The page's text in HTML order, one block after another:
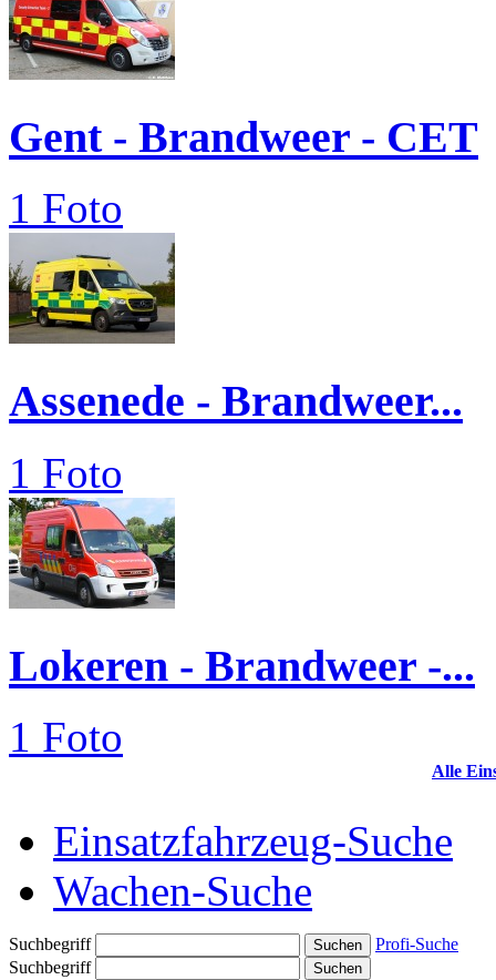
Gent - Brandweer - CET
1 Foto
Assenede - Brandweer...
1 Foto
Lokeren - Brandweer -...
1 Foto
Alle
Einsatzfahrzeug-Suche
Wachen-Suche
Suchbegriff
Profi-Suche
Suchbegriff